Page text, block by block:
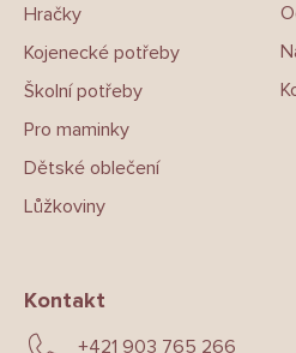
Hračky
Kojenecké potřeby
Školní potřeby
Pro maminky
Dětské oblečení
Lůžkoviny
Kontakt
+421 903 765 266